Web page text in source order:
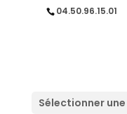
04.50.96.15.01
Sélectionner